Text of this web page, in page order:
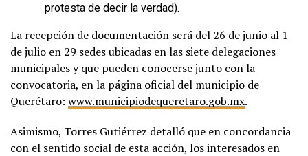
protesta de decir la verdad).
La recepción de documentación será del 26 de junio al 1
de julio en 29 sedes ubicadas en las siete delegaciones
municipales y que pueden conocerse junto con la
convocatoria, en la página oficial del municipio de
Querétaro: www.municipiodequeretaro.gob.mx.
Asimismo, Torres Gutiérrez detalló que en concordancia
con el sentido social de esta acción, los interesados en